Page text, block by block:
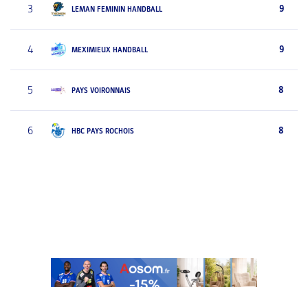
3 LEMAN FEMININ HANDBALL 9
4 MEXIMIEUX HANDBALL 9
5 PAYS VOIRONNAIS 8
6 HBC PAYS ROCHOIS 8